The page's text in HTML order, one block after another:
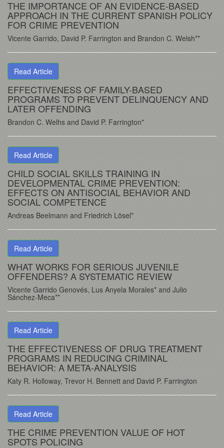
THE IMPORTANCE OF AN EVIDENCE-BASED
APPROACH IN THE CURRENT SPANISH POLICY
FOR CRIME PREVENTION
Vicente Garrido, David P. Farrington and Brandon C. Welsh**
Read Article
EFFECTIVENESS OF FAMILY-BASED
PROGRAMS TO PREVENT DELINQUENCY AND
LATER OFFENDING
Brandon C. Welhs and David P. Farrington*
Read Article
CHILD SOCIAL SKILLS TRAINING IN
DEVELOPMENTAL CRIME PREVENTION:
EFFECTS ON ANTISOCIAL BEHAVIOR AND
SOCIAL COMPETENCE
Andreas Beelmann and Friedrich Lösel*
Read Article
WHAT WORKS FOR SERIOUS JUVENILE
OFFENDERS? A SYSTEMATIC REVIEW
Vicente Garrido Genovés, Lus Anyela Morales* and Julio
Sánchez-Meca**
Read Article
THE EFFECTIVENESS OF DRUG TREATMENT
PROGRAMS IN REDUCING CRIMINAL
BEHAVIOR: A META-ANALYSIS
Katy R. Holloway, Trevor H. Bennett and David P. Farrington
Read Article
THE CRIME PREVENTION VALUE OF HOT
SPOTS POLICING